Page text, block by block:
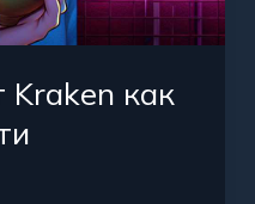
Kraken как